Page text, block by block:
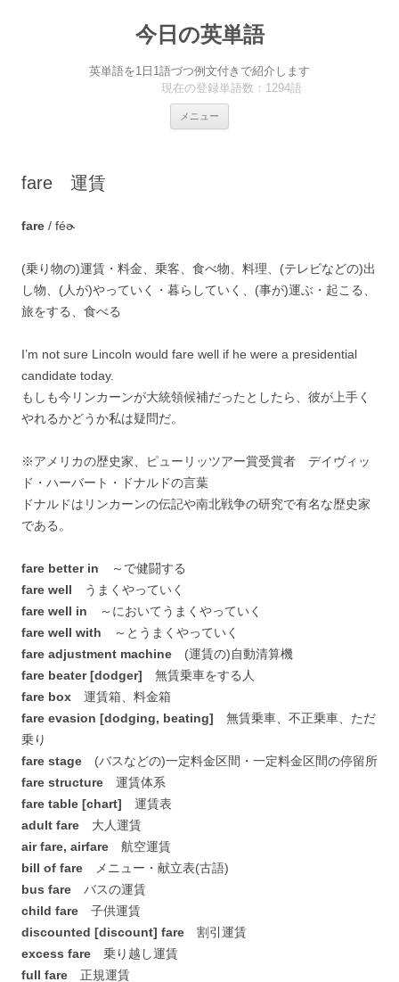
今日の英単語
英単語を1日1語づつ例文付きで紹介します
現在の登録単語数：1294語
メニュー
fare 運賃
fare / féɚ
(乗り物の)運賃・料金、乗客、食べ物、料理、(テレビなどの)出
し物、(人が)やっていく・暮らしていく、(事が)運ぶ・起こる、
旅をする、食べる
I’m not sure Lincoln would fare well if he were a presidential
candidate today.
もしも今リンカーンが大統領候補だったとしたら、彼が上手く
やれるかどうか私は疑問だ。
※アメリカの歴史家、ピューリッツアー賞受賞者 デイヴィッ
ド・ハーバート・ドナルドの言葉
ドナルドはリンカーンの伝記や南北戦争の研究で有名な歴史家
である。
fare better in ～で健闘する
fare well うまくやっていく
fare well in ～においてうまくやっていく
fare well with ～とうまくやっていく
fare adjustment machine (運賃の)自動清算機
fare beater [dodger] 無賃乗車をする人
fare box 運賃箱、料金箱
fare evasion [dodging, beating] 無賃乗車、不正乗車、ただ
乗り
fare stage (バスなどの)一定料金区間・一定料金区間の停留所
fare structure 運賃体系
fare table [chart] 運賃表
adult fare 大人運賃
air fare, airfare 航空運賃
bill of fare メニュー・献立表(古語)
bus fare バスの運賃
child fare 子供運賃
discounted [discount] fare 割引運賃
excess fare 乗り越し運賃
full fare 正規運賃